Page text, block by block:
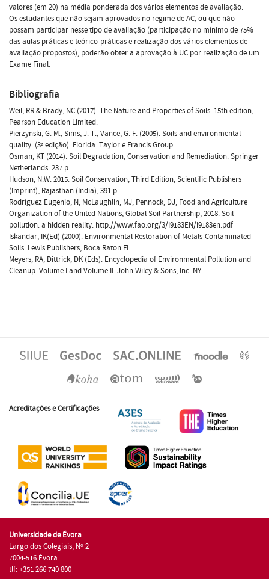
valores (em 20) na média ponderada dos vários elementos de avaliação.
Os estudantes que não sejam aprovados no regime de AC, ou que não
possam participar nesse tipo de avaliação (participação no mínimo de 75%
das aulas práticas e teórico-práticas e realização dos vários elementos de
avaliação propostos), poderão obter a aprovação à UC por realização de um
Exame Final.
Bibliografia
Weil, RR & Brady, NC (2017). The Nature and Properties of Soils. 15th edition,
Pearson Education Limited.
Pierzynski, G. M., Sims, J. T., Vance, G. F. (2005). Soils and environmental
quality. (3ª edição). Florida: Taylor e Francis Group.
Osman, KT (2014). Soil Degradation, Conservation and Remediation. Springer
Netherlands. 237 p.
Hudson, N.W. 2015. Soil Conservation, Third Edition, Scientific Publishers
(Imprint), Rajasthan (India), 391 p.
Rodríguez Eugenio, N, McLaughlin, MJ, Pennock, DJ, Food and Agriculture
Organization of the United Nations, Global Soil Partnership, 2018. Soil
pollution: a hidden reality. http://www.fao.org/3/I9183EN/i9183en.pdf
Iskandar, IK(Ed) (2000). Environmental Restoration of Metals-Contaminated
Soils. Lewis Publishers, Boca Raton FL.
Meyers, RA, Dittrick, DK (Eds). Encyclopedia of Environmental Pollution and
Cleanup. Volume I and Volume II. John Wiley & Sons, Inc. NY
Acreditações e Certificações
Universidade de Évora
Largo dos Colegiais, Nº 2
7004-516 Évora
tlf: +351 266 740 800